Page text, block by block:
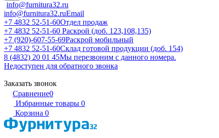
info@furnitura32.ru
info@furnitura32.ruEmail
+7 4832 52-51-60Отдел продаж
+7 4832 52-51-60 Раскрой (доб. 123,108,135)
+7 (920)-607-55-69Раскрой мобильный
+7 4832 52-51-60Склад готовой продукции (доб. 154)
8 (4832) 20 01 45Мы перезвоним с данного номера.
Недоступен для обратного звонка
Заказать звонок
Сравнение0
Избранные товары 0
Корзина 0